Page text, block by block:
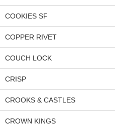
COOKIES SF
COPPER RIVET
COUCH LOCK
CRISP
CROOKS & CASTLES
CROWN KINGS